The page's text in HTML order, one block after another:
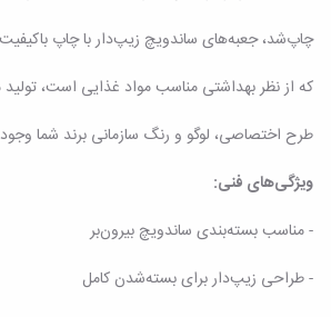
که از نظر بهداشتی مناسب مواد غذایی است،
طرح اختصاصی، لوگو و رنگ سازمانی برند شما
ویژگی‌های فنی:
- مناسب بسته‌بندی ساندویچ بیرون‌بر
- طراحی زیپ‌دار برای بسته‌شدن کامل